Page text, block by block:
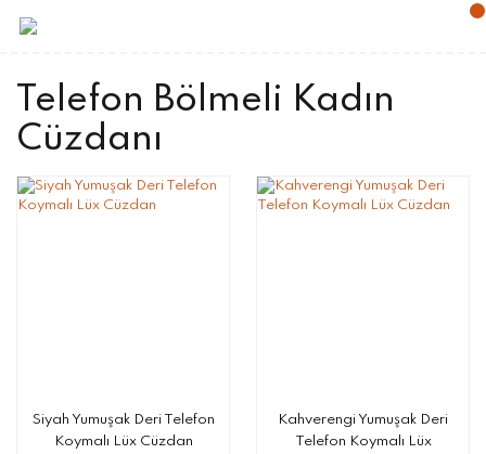
Telefon Bölmeli Kadın
Cüzdanı
Siyah Yumuşak Deri Telefon
Koymalı Lüx Cüzdan
Kahverengi Yumuşak Deri
Telefon Koymalı Lüx